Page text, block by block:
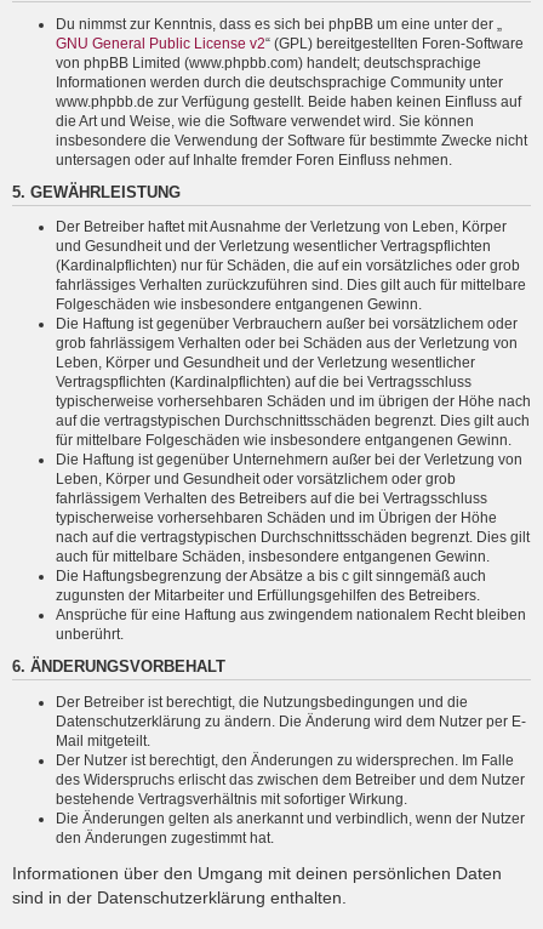
Du nimmst zur Kenntnis, dass es sich bei phpBB um eine unter der „
GNU General Public License v2“ (GPL) bereitgestellten Foren-Software
von phpBB Limited (www.phpbb.com) handelt; deutschsprachige
Informationen werden durch die deutschsprachige Community unter
www.phpbb.de zur Verfügung gestellt. Beide haben keinen Einfluss auf
die Art und Weise, wie die Software verwendet wird. Sie können
insbesondere die Verwendung der Software für bestimmte Zwecke nicht
untersagen oder auf Inhalte fremder Foren Einfluss nehmen.
5. GEWÄHRLEISTUNG
Der Betreiber haftet mit Ausnahme der Verletzung von Leben, Körper
und Gesundheit und der Verletzung wesentlicher Vertragspflichten
(Kardinalpflichten) nur für Schäden, die auf ein vorsätzliches oder grob
fahrlässiges Verhalten zurückzuführen sind. Dies gilt auch für mittelbare
Folgeschäden wie insbesondere entgangenen Gewinn.
Die Haftung ist gegenüber Verbrauchern außer bei vorsätzlichem oder
grob fahrlässigem Verhalten oder bei Schäden aus der Verletzung von
Leben, Körper und Gesundheit und der Verletzung wesentlicher
Vertragspflichten (Kardinalpflichten) auf die bei Vertragsschluss
typischerweise vorhersehbaren Schäden und im übrigen der Höhe nach
auf die vertragstypischen Durchschnittsschäden begrenzt. Dies gilt auch
für mittelbare Folgeschäden wie insbesondere entgangenen Gewinn.
Die Haftung ist gegenüber Unternehmern außer bei der Verletzung von
Leben, Körper und Gesundheit oder vorsätzlichem oder grob
fahrlässigem Verhalten des Betreibers auf die bei Vertragsschluss
typischerweise vorhersehbaren Schäden und im Übrigen der Höhe
nach auf die vertragstypischen Durchschnittsschäden begrenzt. Dies gilt
auch für mittelbare Schäden, insbesondere entgangenen Gewinn.
Die Haftungsbegrenzung der Absätze a bis c gilt sinngemäß auch
zugunsten der Mitarbeiter und Erfüllungsgehilfen des Betreibers.
Ansprüche für eine Haftung aus zwingendem nationalem Recht bleiben
unberührt.
6. ÄNDERUNGSVORBEHALT
Der Betreiber ist berechtigt, die Nutzungsbedingungen und die
Datenschutzerklärung zu ändern. Die Änderung wird dem Nutzer per E-
Mail mitgeteilt.
Der Nutzer ist berechtigt, den Änderungen zu widersprechen. Im Falle
des Widerspruchs erlischt das zwischen dem Betreiber und dem Nutzer
bestehende Vertragsverhältnis mit sofortiger Wirkung.
Die Änderungen gelten als anerkannt und verbindlich, wenn der Nutzer
den Änderungen zugestimmt hat.
Informationen über den Umgang mit deinen persönlichen Daten
sind in der Datenschutzerklärung enthalten.